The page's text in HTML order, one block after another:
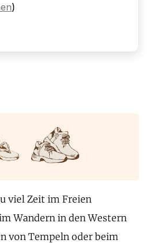
)
viel Zeit im Freien
Wandern in den Western
von Tempeln oder beim